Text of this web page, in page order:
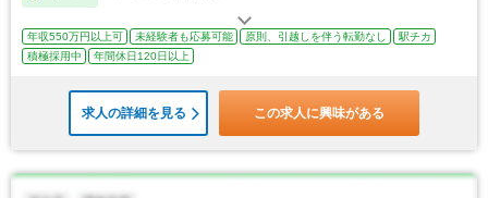
年収550万円以上可 未経験者も応募可能 原則、引越しを伴う転勤なし
駅チカ
積極採用中
年間休日120日以上
求人の詳細を見る この求人に興味がある